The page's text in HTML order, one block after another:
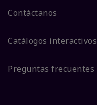
Contáctanos
Catálogos interactivos
Preguntas frecuentes